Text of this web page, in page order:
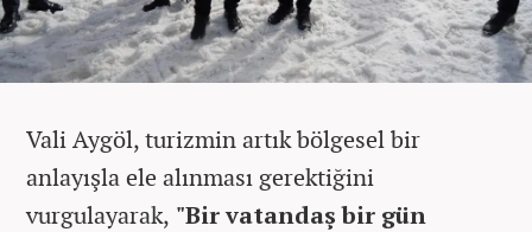
Vali Aygöl, turizmin artık bölgesel bir
anlayışla ele alınması gerektiğini
vurgulayarak, "Bir vatandaş bir gün